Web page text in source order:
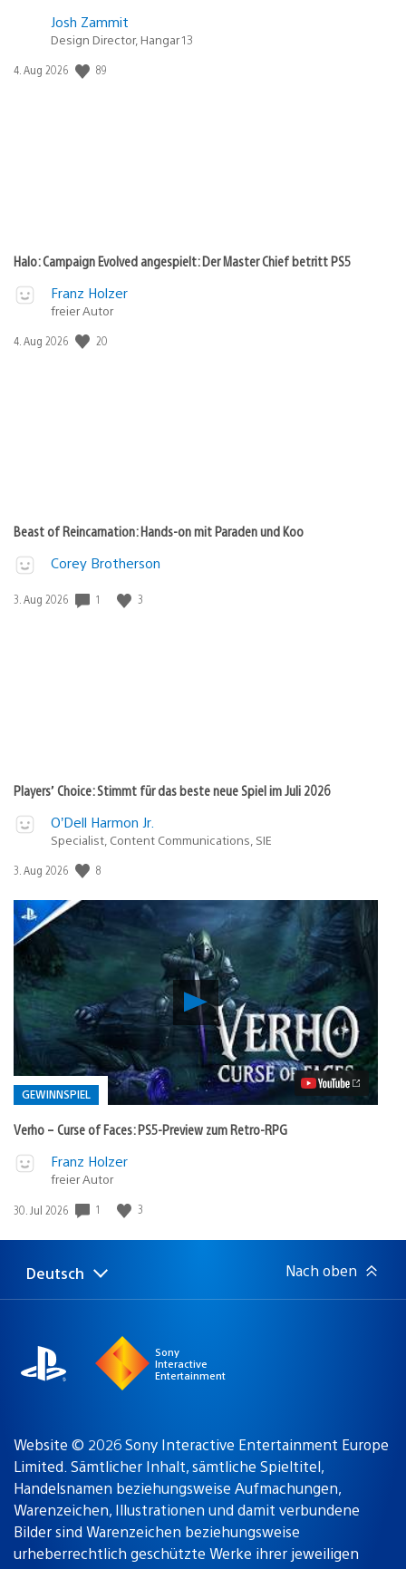
Josh Zammit
Design Director, Hangar 13
Veröffentlichungsdatum:
4. Aug 2026 89
Halo: Campaign Evolved angespielt: Der Master Chief betritt PS5
Franz Holzer
freier Autor
Veröffentlichungsdatum:
4. Aug 2026 20
Beast of Reincarnation: Hands-on mit Paraden und Koo
Corey Brotherson
Veröffentlichungsdatum:
3. Aug 2026 1 3
Players’ Choice: Stimmt für das beste neue Spiel im Juli 2026
O’Dell Harmon Jr.
Specialist, Content Communications, SIE
Veröffentlichungsdatum:
3. Aug 2026 8
Verho
–
Curse
of
Faces:
PS5-
Preview
zum
Retro-
GEWINNSPIEL
Verho – Curse of Faces: PS5-Preview zum Retro-RPG
Veröffentlicht
Gewinnspiel
Franz Holzer
freier Autor
Veröffentlichungsdatum:
30. Jul 2026 1 3
Select
a
Aktuelle
Region:
Deutsch Nach oben
Sony
Interactive
Entertainment
Website © 2026 Sony Interactive Entertainment Europe
Limited. Sämtlicher Inhalt, sämtliche Spieltitel,
Handelsnamen beziehungsweise Aufmachungen,
Warenzeichen, Illustrationen und damit verbundene
Bilder sind Warenzeichen beziehungsweise
urheberrechtlich geschützte Werke ihrer jeweiligen